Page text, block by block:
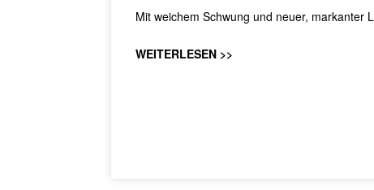
Mit weichem Schwung und neuer, markanter
WEITERLESEN >>